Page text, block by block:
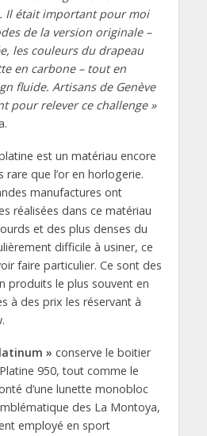
Il était important pour moi
de la version originale –
les couleurs du drapeau
en carbone – tout en
fluide. Artisans de Genève
pour relever ce challenge »
est un matériau encore
que l’or en horlogerie.
manufactures ont
réalisées dans ce matériau
et des plus denses du
difficile à usiner, ce
faire particulier. Ce sont des
produits le plus souvent en
à des prix les réservant à
» conserve le boitier
950, tout comme le
d’une lunette monobloc
des La Montoya,
employé en sport